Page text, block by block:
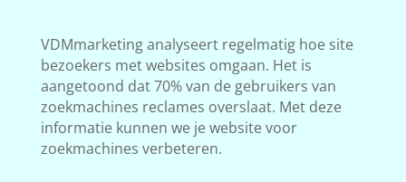
VDMmarketing analyseert regelmatig hoe site
bezoekers met websites omgaan. Het is
aangetoond dat 70% van de gebruikers van
zoekmachines reclames overslaat. Met deze
informatie kunnen we je website voor
zoekmachines verbeteren.